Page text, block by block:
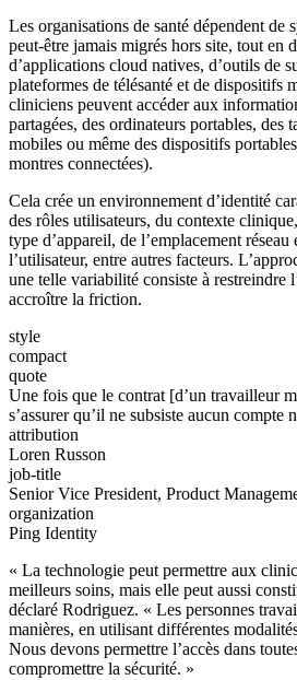
Les organisations de santé dépendent de
peut-être jamais migrés hors site, tout en
d’applications cloud natives, d’outils de
plateformes de télésanté et de dispositifs
cliniciens peuvent accéder aux
partagées, des ordinateurs portables, des
mobiles ou même des dispositifs
montres connectées).
Cela crée un environnement d’identité
des rôles utilisateurs, du contexte
type d’appareil, de l’emplacement réseau
l’utilisateur, entre autres facteurs.
une telle variabilité consiste à restreindre
accroître la friction.
style
compact
quote
Une fois que le contrat [d’un travailleur
s’assurer qu’il ne subsiste aucun compte
attribution
Loren Russon
job-title
Senior Vice President, Product
organization
Ping Identity
« La technologie peut permettre aux
meilleurs soins, mais elle peut aussi
déclaré Rodriguez. « Les personnes
manières, en utilisant différentes
Nous devons permettre l’accès dans
compromettre la sécurité. »